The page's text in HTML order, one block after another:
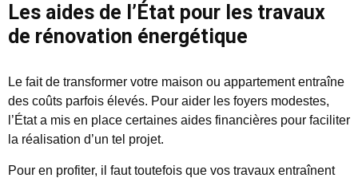
Les aides de l’État pour les travaux
de rénovation énergétique
Le fait de transformer votre maison ou appartement entraîne
des coûts parfois élevés. Pour aider les foyers modestes,
l’État a mis en place certaines aides financières pour faciliter
la réalisation d’un tel projet.
Pour en profiter, il faut toutefois que vos travaux entraînent